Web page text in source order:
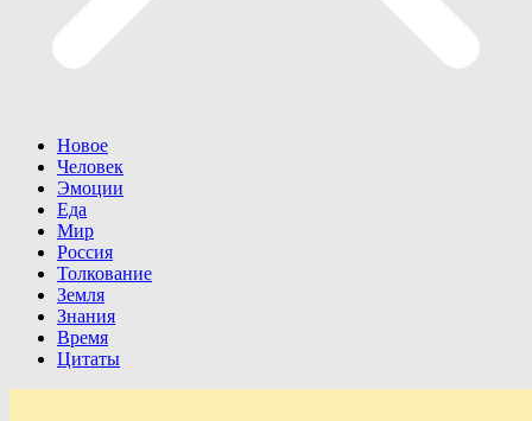
Новое
Человек
Эмоции
Еда
Мир
Россия
Толкование
Земля
Знания
Время
Цитаты